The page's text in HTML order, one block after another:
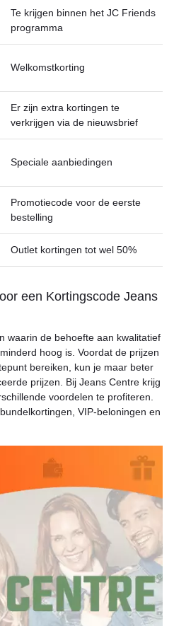
Te krijgen binnen het JC Friends
programma
Welkomstkorting
Er zijn extra kortingen te
verkrijgen via de nieuwsbrief
Speciale aanbiedingen
Promotiecode voor de eerste
bestelling
Outlet kortingen tot wel 50%
een Kortingscode Jeans
waarin de behoefte aan kwalitatief
hoog is. Voordat de prijzen
bereiken, kun je maar beter
prijzen. Bij Jeans Centre krijg
voordelen te profiteren.
VIP-beloningen en